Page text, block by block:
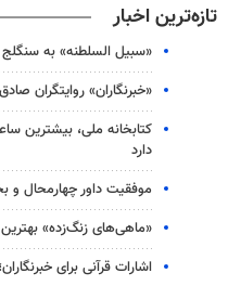
تازه‌ترین اخبار
«سبیل السلطنه» به
«خبرنگاران» روایتگران
کتابخانه ملی، بیشترین
دارد
موفقیت داور چهارمحال و
«ماهی‌های زنگ‌زده»
اشارات قرآنی برای